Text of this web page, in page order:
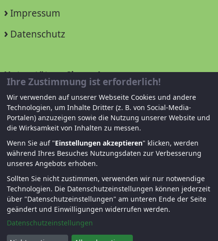
Impressum
Datenschutz
Unterstützen Sie uns!
Mitglied werden
Spenden und helfen
© KJF Regensburg – Alle Rechte vorbehalten. |
Fernwartung|Anmelden
Ihre Zustimmung ist erforderlich!
Wir verwenden auf unserer Webseite Cookies und andere
Technologien, um Inhalte Dritter (z. B. von Social-Media-
Portalen) anzuzeigen sowie die Nutzung unserer Website und
die Wirksamkeit von Inhalten zu messen.
Wenn Sie auf "Einstellungen akzeptieren" klicken, werden
während Ihres Besuches Nutzungsdaten zur Verbesserung
unseres Angebots erhoben.
Sollten Sie nicht zustimmen, verwenden wir nur notwendige
Technologien. Die Datenschutzeinstellungen können jederzeit
über "Datenschutzeinstellungen" am unteren Ende der Seite
geändert und Einwilligungen widerrufen werden.
Datenschutzeinstellungen